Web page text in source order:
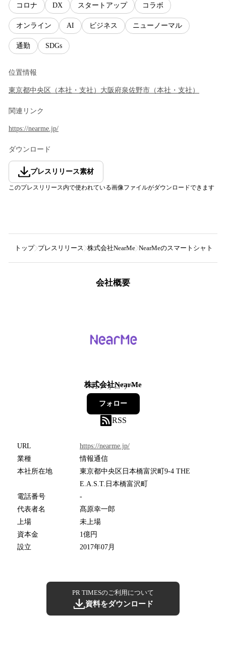
コロナ DX スタートアップ コラボ
オンライン AI ビジネス ニューノーマル
通勤 SDGs
位置情報
東京都中央区 （本社・支社 ） 大阪府泉佐野市 （本社・支社 ）
関連リンク
https://nearme.jp/
ダウンロード
プレスリリース素材
このプレスリリース内で使われている画像ファイルがダウンロードできます
トップ プレスリリース 株式会社NearMe NearMeのスマートシャトル
会社概要
株式会社NearMe
41フォロワー
フォロー
RSS
URL
https://nearme.jp/
業種
情報通信
本社所在地
東京都中央区日本橋富沢町9-4 THE
E.A.S.T.日本橋富沢町
電話番号
-
代表者名
髙原幸一郎
上場
未上場
資本金
1億円
設立
2017年07月
PR TIMESのご利用について
資料をダウンロード